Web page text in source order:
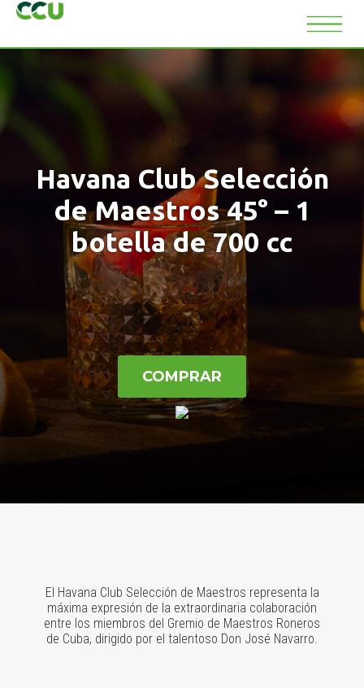
Havana Club Selección
de Maestros 45° – 1
botella de 700 cc
COMPRAR
El Havana Club Selección de Maestros representa la
máxima expresión de la extraordinaria colaboración
entre los miembros del Gremio de Maestros Roneros
de Cuba, dirigido por el talentoso Don José Navarro.